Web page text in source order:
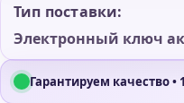
Тип поставки:
Электронный ключ
Гарантируем качество